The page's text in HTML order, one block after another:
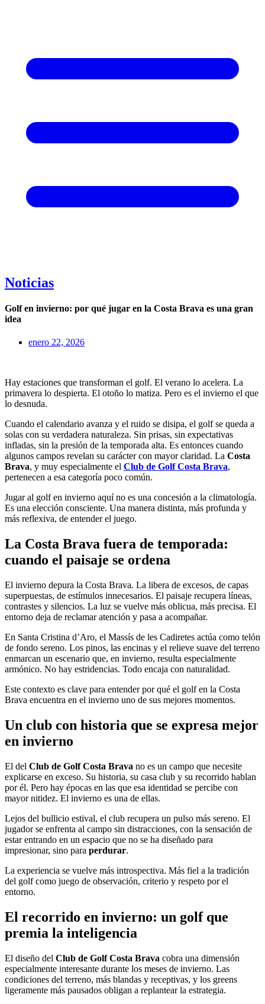
Noticias
Golf en invierno: por qué jugar en la Costa Brava es una gran
idea
enero 22, 2026
Hay estaciones que transforman el golf. El verano lo acelera. La
primavera lo despierta. El otoño lo matiza. Pero es el invierno el que
lo desnuda.
Cuando el calendario avanza y el ruido se disipa, el golf se queda a
solas con su verdadera naturaleza. Sin prisas, sin expectativas
infladas, sin la presión de la temporada alta. Es entonces cuando
algunos campos revelan su carácter con mayor claridad. La Costa
Brava, y muy especialmente el Club de Golf Costa Brava,
pertenecen a esa categoría poco común.
Jugar al golf en invierno aquí no es una concesión a la climatología.
Es una elección consciente. Una manera distinta, más profunda y
más reflexiva, de entender el juego.
La Costa Brava fuera de temporada:
cuando el paisaje se ordena
El invierno depura la Costa Brava. La libera de excesos, de capas
superpuestas, de estímulos innecesarios. El paisaje recupera líneas,
contrastes y silencios. La luz se vuelve más oblicua, más precisa. El
entorno deja de reclamar atención y pasa a acompañar.
En Santa Cristina d’Aro, el Massís de les Cadiretes actúa como telón
de fondo sereno. Los pinos, las encinas y el relieve suave del terreno
enmarcan un escenario que, en invierno, resulta especialmente
armónico. No hay estridencias. Todo encaja con naturalidad.
Este contexto es clave para entender por qué el golf en la Costa
Brava encuentra en el invierno uno de sus mejores momentos.
Un club con historia que se expresa mejor
en invierno
El del Club de Golf Costa Brava no es un campo que necesite
explicarse en exceso. Su historia, su casa club y su recorrido hablan
por él. Pero hay épocas en las que esa identidad se percibe con
mayor nitidez. El invierno es una de ellas.
Lejos del bullicio estival, el club recupera un pulso más sereno. El
jugador se enfrenta al campo sin distracciones, con la sensación de
estar entrando en un espacio que no se ha diseñado para
impresionar, sino para perdurar.
La experiencia se vuelve más introspectiva. Más fiel a la tradición
del golf como juego de observación, criterio y respeto por el
entorno.
El recorrido en invierno: un golf que
premia la inteligencia
El diseño del Club de Golf Costa Brava cobra una dimensión
especialmente interesante durante los meses de invierno. Las
condiciones del terreno, más blandas y receptivas, y los greens
ligeramente más pausados obligan a replantear la estrategia.